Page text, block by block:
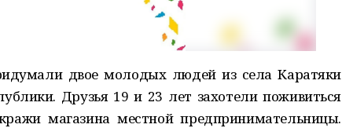
двое молодых людей из села Каратяки
Друзья 19 и 23 лет захотели поживиться
магазина местной предпринимательницы.